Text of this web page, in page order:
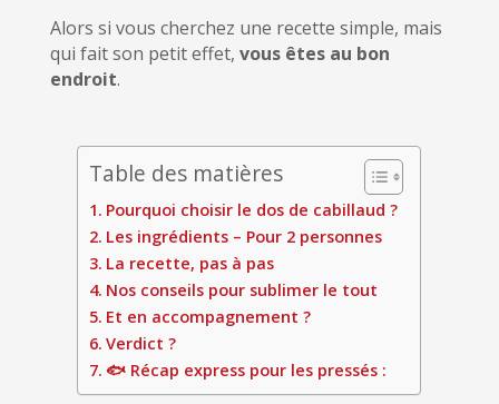
Alors si vous cherchez une recette simple, mais
qui fait son petit effet, vous êtes au bon
endroit.
Table des matières
Pourquoi choisir le dos de cabillaud ?
Les ingrédients – Pour 2 personnes
La recette, pas à pas
Nos conseils pour sublimer le tout
Et en accompagnement ?
Verdict ?
🐟 Récap express pour les pressés :